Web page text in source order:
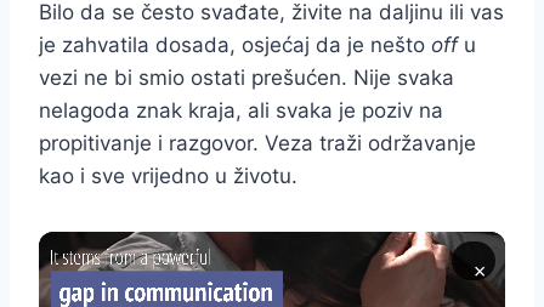
Bilo da se često svađate, živite na daljinu ili vas
je zahvatila dosada, osjećaj da je nešto offu
vezi ne bi smio ostati prešućen. Nije svaka
nelagoda znak kraja, ali svaka je poziv na
propitivanje i razgovor. Veza traži održavanje
kao i sve vrijedno u životu.
×